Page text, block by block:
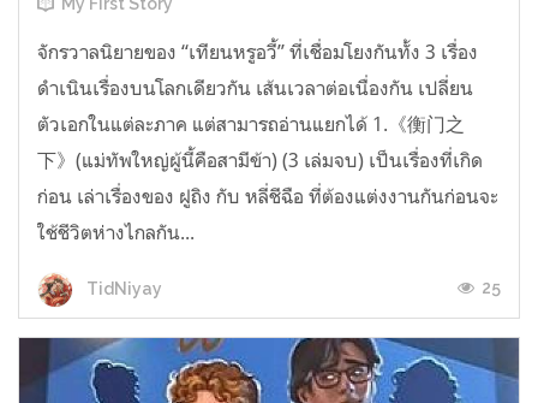
จักรวาลนิยายของ “เทียนหรูอวี้” ที่เชื่อมโยงกันทั้ง 3 เรื่อง
ดำเนินเรื่องบนโลกเดียวกัน เส้นเวลาต่อเนื่องกัน เปลี่ยน
ตัวเอกในแต่ละภาค แต่สามารถอ่านแยกได้ 1.《衡门之
下》(แม่ทัพใหญ่ผู้นี้คือสามีข้า) (3 เล่มจบ) เป็นเรื่องที่เกิด
ก่อน เล่าเรื่องของ ฝูถิง กับ หลี่ชีฉือ ที่ต้องแต่งงานกันก่อนจะ
ใช้ชีวิตห่างไกลกัน...
TidNiyay 25